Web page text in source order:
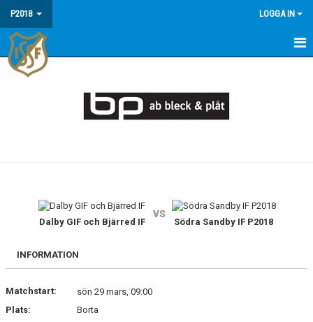
P2018 LOGGA IN
HEM
Dalby GIF och Bjärred IF
vs
Södra Sandby IF P2018
INFORMATION
Matchstart:
sön 29 mars, 09:00
Plats:
Borta